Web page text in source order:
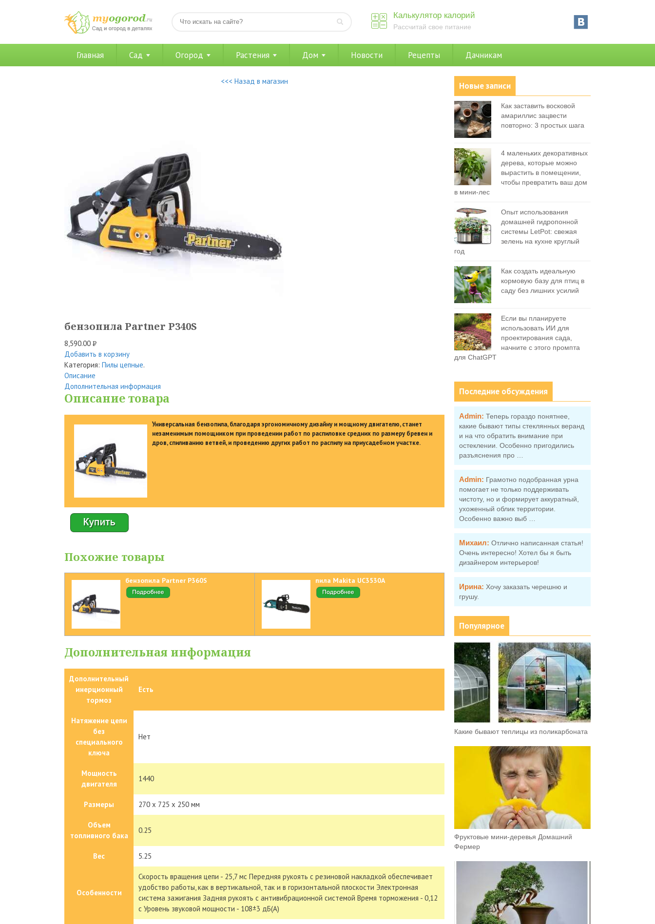
Калькулятор калорий
Рассчитай свое питание
Главная Сад Огород Растения Дом Новости Рецепты Дачникам
<<< Назад в магазин
бензопила Partner P340S
8,590.00 Р
УБ.
Добавить в корзину
Категория: Пилы цепные.
Описание
Дополнительная информация
Описание товара
Универсальная бензопила, благодаря эргономичному дизайну и мощному двигателю, станет
незаменимым помощником при проведении работ по распиловке средних по размеру бревен и
дров, спиливанию ветвей, и проведению других работ по распилу на приусадебном участке.
Похожие товары
бензопила Partner P360S пила Makita UC3530A
Дополнительная информация
Дополнительный
инерционный
тормоз
Есть
Натяжение цепи
без
специального
ключа
Нет
Мощность
двигателя
1440
Размеры 270 х 725 х 250 мм
Объем
топливного бака
0.25
Вес 5.25
Особенности
Скорость вращения цепи - 25,7 мс Передняя рукоять с резиновой накладкой обеспечивает
удобство работы, как в вертикальной, так и в горизонтальной плоскости Электронная
система зажигания Задняя рукоять с антивибрационной системой Время торможения - 0,12
с Уровень звуковой мощности - 108±3 дБ(А)
Новые записи
Как заставить восковой
амариллис зацвести
повторно: 3 простых шага
4 маленьких декоративных
дерева, которые можно
вырастить в помещении,
чтобы превратить ваш дом
в мини-лес
Опыт использования
домашней гидропонной
системы LetPot: свежая
зелень на кухне круглый
год
Как создать идеальную
кормовую базу для птиц в
саду без лишних усилий
Если вы планируете
использовать ИИ для
проектирования сада,
начните с этого промпта
для ChatGPT
Последние обсуждения
Admin: Теперь гораздо понятнее,
какие бывают типы стеклянных веранд
и на что обратить внимание при
остеклении. Особенно пригодились
разъяснения про …
Admin: Грамотно подобранная урна
помогает не только поддерживать
чистоту, но и формирует аккуратный,
ухоженный облик территории.
Особенно важно выб …
Михаил: Отлично написанная статья!
Очень интересно! Хотел бы я быть
дизайнером интерьеров!
Ирина: Хочу заказать черешню и
грушу.
Популярное
Какие бывают теплицы из поликарбоната
Фруктовыe мини-деревья Домашний
Фермер